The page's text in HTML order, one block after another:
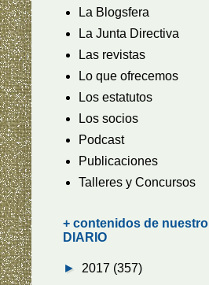
La Blogsfera
La Junta Directiva
Las revistas
Lo que ofrecemos
Los estatutos
Los socios
Podcast
Publicaciones
Talleres y Concursos
+ contenidos de nuestro
DIARIO
► 2017 (357)